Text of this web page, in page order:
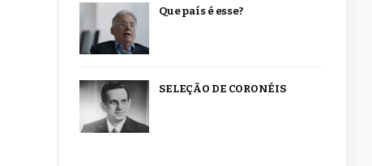
Que país é esse?
SELEÇÃO DE CORONÉIS